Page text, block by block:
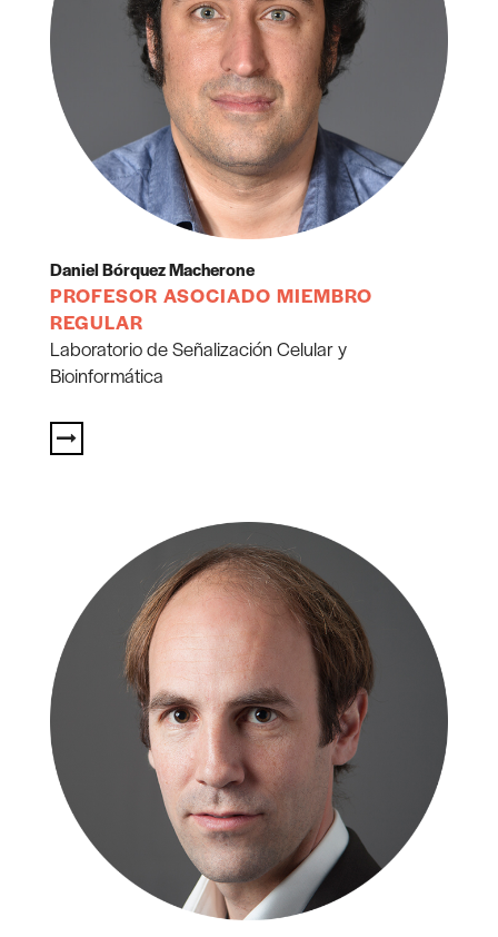
Daniel Bórquez Macherone
PROFESOR ASOCIADO MIEMBRO
REGULAR
Laboratorio de Señalización Celular y
Bioinformática